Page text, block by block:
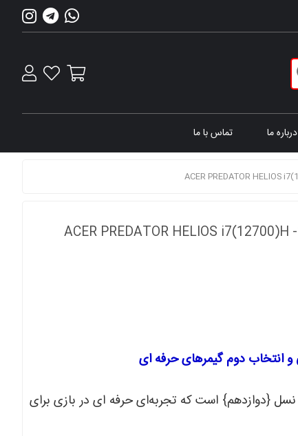
درباره ما تماس با ما
لپ‌تاپ ACER PREDATOR HELIOS 300 مجهز به پردازنده I7 نسل {دوازدهم} است که تجربه‌ای حرفه ای در بازی برای